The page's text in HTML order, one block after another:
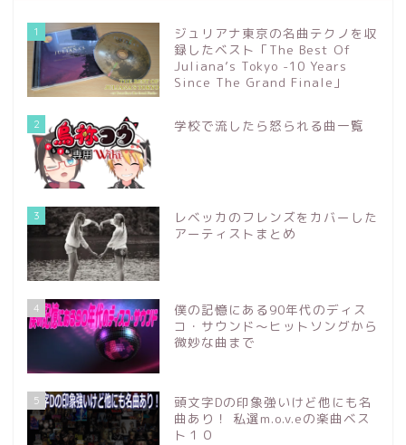
1
ジュリアナ東京の名曲テクノを収
録したベスト「The Best Of
Juliana’s Tokyo -10 Years
Since The Grand Finale」
2 学校で流したら怒られる曲一覧
3
レベッカのフレンズをカバーした
アーティストまとめ
4
僕の記憶にある90年代のディス
コ・サウンド～ヒットソングから
微妙な曲まで
5
頭文字Dの印象強いけど他にも名
曲あり！ 私選m.o.v.eの楽曲ベス
ト１０